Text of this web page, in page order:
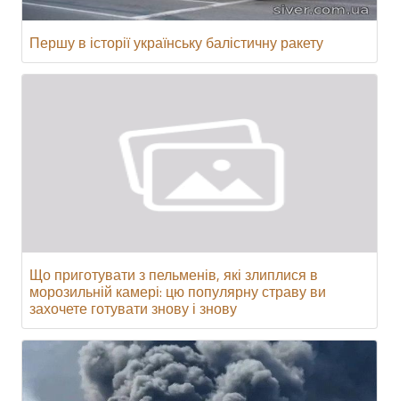
Першу в історії українську балістичну ракету
Що приготувати з пельменів, які злиплися в
морозильній камері: цю популярну страву ви
захочете готувати знову і знову